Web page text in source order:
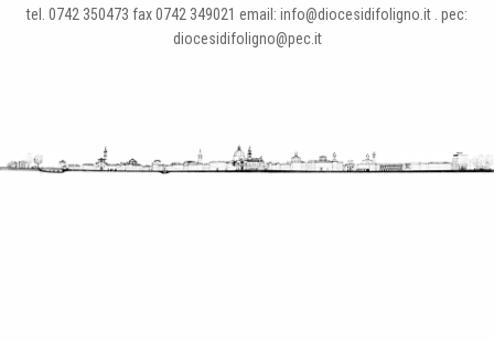
tel. 0742 350473 fax 0742 349021 email: info@diocesidifoligno.it . pec:
diocesidifoligno@pec.it